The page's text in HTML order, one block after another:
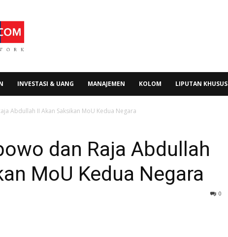
INVESTASI & UANG MANAJEMEN KOLOM LIPUTAN KHUSUS
Abdullah II Akan Saksikan MoU Kedua Negara
dan Raja Abdullah
MoU Kedua Negara
0